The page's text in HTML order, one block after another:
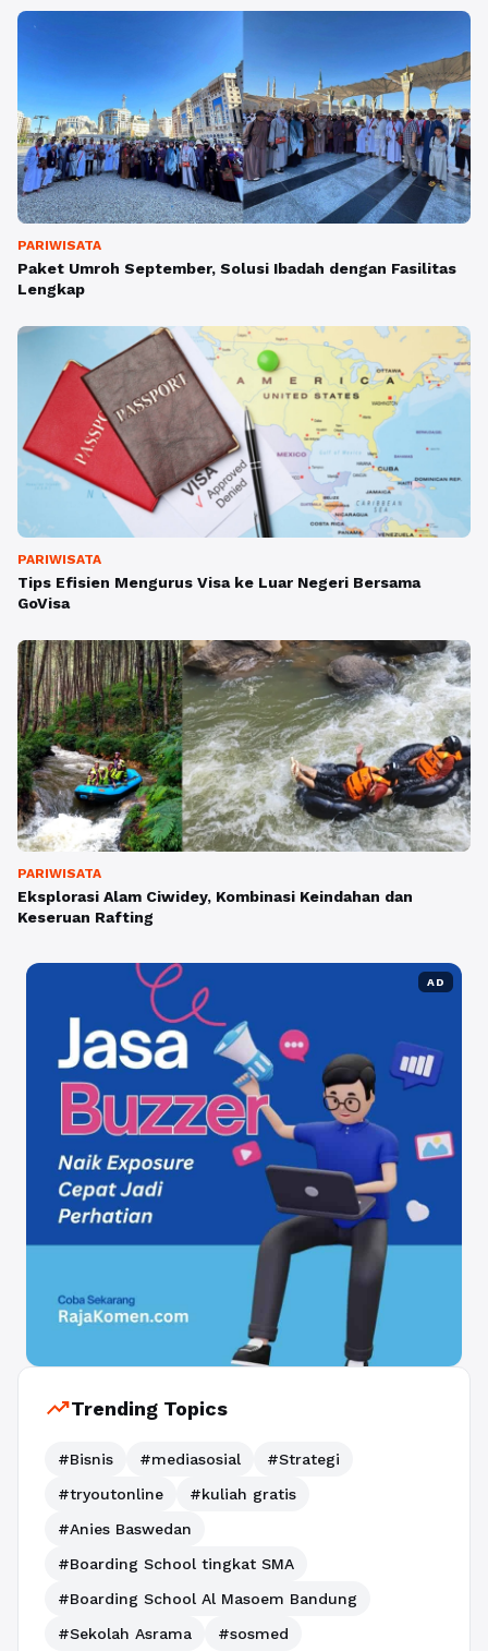
PARIWISATA
Paket Umroh September, Solusi Ibadah dengan Fasilitas
Lengkap
PARIWISATA
Tips Efisien Mengurus Visa ke Luar Negeri Bersama
GoVisa
PARIWISATA
Eksplorasi Alam Ciwidey, Kombinasi Keindahan dan
Keseruan Rafting
AD
trending_upTrending Topics
#Bisnis #mediasosial
#Strategi
#tryoutonline
#kuliah gratis
#Anies Baswedan
#Boarding School tingkat SMA
#Boarding School Al Masoem Bandung
#Sekolah Asrama
#sosmed